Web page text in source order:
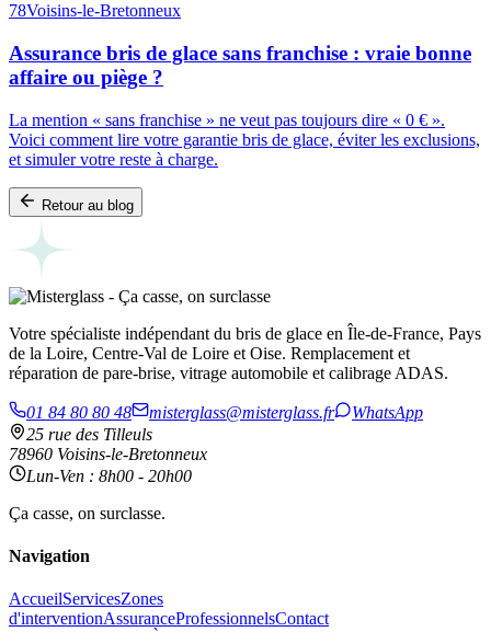
78Voisins-le-Bretonneux
Assurance bris de glace sans franchise : vraie bonne
affaire ou piège ?
La mention « sans franchise » ne veut pas toujours dire « 0 € ».
Voici comment lire votre garantie bris de glace, éviter les exclusions,
et simuler votre reste à charge.
Retour au blog
Votre spécialiste indépendant du bris de glace en Île-de-France, Pays
de la Loire, Centre-Val de Loire et Oise. Remplacement et
réparation de pare-brise, vitrage automobile et calibrage ADAS.
01 84 80 80 48 misterglass@misterglass.fr
WhatsApp
25 rue des Tilleuls
78960 Voisins-le-Bretonneux
Lun-Ven : 8h00 - 20h00
Ça casse, on surclasse.
Navigation
AccueilServicesZones
d'interventionAssuranceProfessionnelsContact